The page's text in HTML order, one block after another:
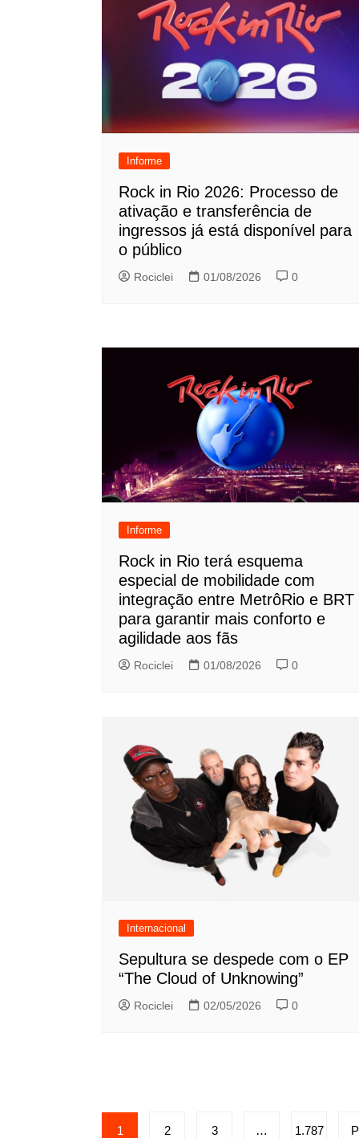
Informe
Rock in Rio 2026: Processo de
ativação e transferência de
ingressos já está disponível para
o público
Rociclei 01/08/2026 0
Informe
Rock in Rio terá esquema
especial de mobilidade com
integração entre MetrôRio e BRT
para garantir mais conforto e
agilidade aos fãs
Rociclei 01/08/2026 0
Internacional
Sepultura se despede com o EP
“The Cloud of Unknowing”
Rociclei 02/05/2026 0
Paginação
1 2 3 … 1.787